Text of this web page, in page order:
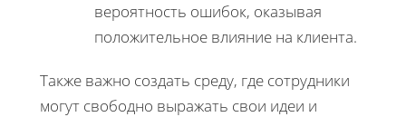
вероятность ошибок, оказывая
положительное влияние на клиента.
Также важно создать среду, где сотрудники
могут свободно выражать свои идеи и